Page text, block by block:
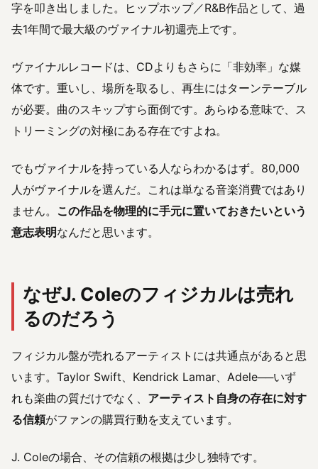
字を叩き出しました。ヒップホップ／R&B作品として、過
去1年間で最大級のヴァイナル初週売上です。
ヴァイナルレコードは、CDよりもさらに「非効率」な媒
体です。重いし、場所を取るし、再生にはターンテーブル
が必要。曲のスキップすら面倒です。あらゆる意味で、ス
トリーミングの対極にある存在ですよね。
でもヴァイナルを持っている人ならわかるはず。80,000
人がヴァイナルを選んだ。これは単なる音楽消費ではあり
ません。 この作品を物理的に手元に置いておきたいという
意志表明なんだと思います。
なぜJ. Coleのフィジカルは売れ
るのだろう
フィジカル盤が売れるアーティストには共通点があると思
います。Taylor Swift、Kendrick Lamar、Adele──いず
れも楽曲の質だけでなく、 アーティスト自身の存在に対す
る信頼がファンの購買行動を支えています。
J. Coleの場合、その信頼の根拠は少し独特です。